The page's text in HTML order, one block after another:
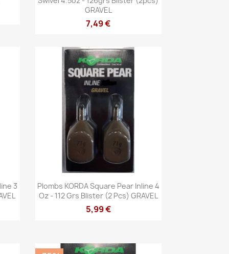
GRAVEL
7,49 €
3
Aperçu rapide
Plombs KORDA Square Pear Inline 4
Oz - 112 Grs Blister (2 Pcs) GRAVEL
5,99 €